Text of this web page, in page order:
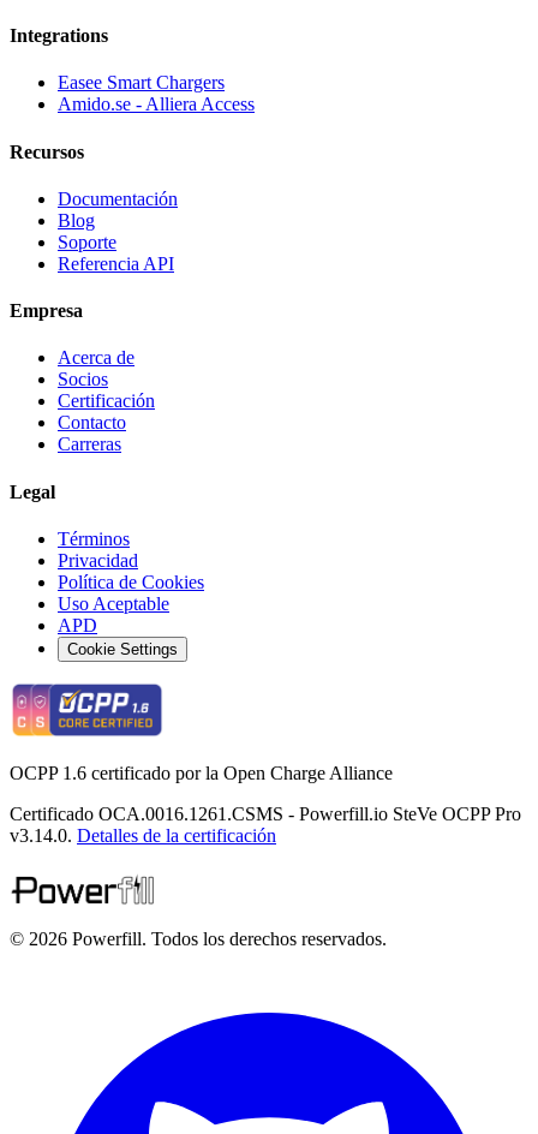
Integrations
Easee Smart Chargers
Amido.se - Alliera Access
Recursos
Documentación
Blog
Soporte
Referencia API
Empresa
Acerca de
Socios
Certificación
Contacto
Carreras
Legal
Términos
Privacidad
Política de Cookies
Uso Aceptable
APD
Cookie Settings
OCPP 1.6 certificado por la Open Charge Alliance
Certificado OCA.0016.1261.CSMS - Powerfill.io SteVe OCPP Pro
v3.14.0. Detalles de la certificación
© 2026 Powerfill. Todos los derechos reservados.